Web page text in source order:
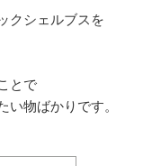
クシェルブスを
とで
物ばかりです。